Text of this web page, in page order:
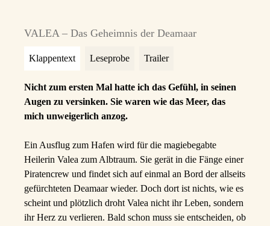
VALEA – Das Geheimnis der Deamaar
Klappentext Leseprobe Trailer
Nicht zum ersten Mal hatte ich das Gefühl, in seinen
Augen zu versinken. Sie waren wie das Meer, das
mich unweigerlich anzog.
Ein Ausflug zum Hafen wird für die magiebegabte
Heilerin Valea zum Albtraum. Sie gerät in die Fänge einer
Piratencrew und findet sich auf einmal an Bord der allseits
gefürchteten Deamaar wieder. Doch dort ist nichts, wie es
scheint und plötzlich droht Valea nicht ihr Leben, sondern
ihr Herz zu verlieren. Bald schon muss sie entscheiden, ob